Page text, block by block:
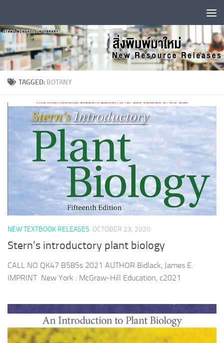
TAGGED: BOTANY
NEW TEXTBOOK RELEASES OCTOBER 23, 2020
Stern’s introductory plant biology
CALL NO QK47 B585s 2021 AUTHOR Bidlack, James E.
IMPRINT New York : McGraw-Hill Education, c2021